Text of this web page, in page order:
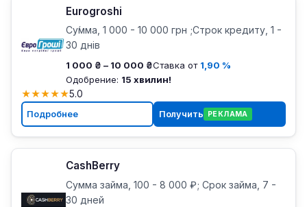
Eurogroshi
Су́мма, 1 000 - 10 000 грн ;Строк кредиту, 1 -
30 днів
1 000 ₴ – 10 000 ₴Ставка от 1,90 %
Одобрение: 15 хвилин!
★★★★★5.0
Подробнее Получить РЕКЛАМА
CashBerry
Сумма займа, 100 - 8 000 ₽; Срок займа, 7 -
30 дней